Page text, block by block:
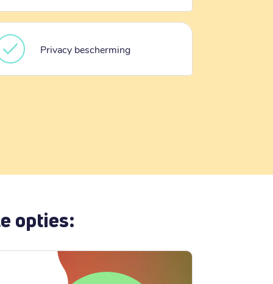
Privacy bescherming
opties: